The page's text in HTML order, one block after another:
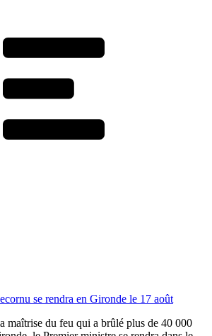
se rendra en Gironde le 17 août
maîtrise du feu qui a brûlé plus de 40 000